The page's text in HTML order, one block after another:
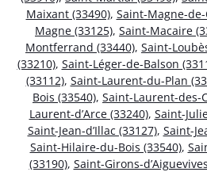
Maixant (33490), Saint-Magne-
Magne (33125), Saint-Macaire
Montferrand (33440), Saint-
(33210), Saint-Léger-de-Balson
(33112), Saint-Laurent-du-Plan
Bois (33540), Saint-Laurent-des-
Laurent-d’Arce (33240), Saint-
Saint-Jean-d’Illac (33127), Saint-
Saint-Hilaire-du-Bois (33540),
(33190), Saint-Girons-